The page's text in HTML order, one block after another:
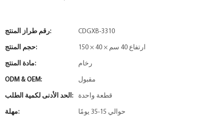
رقم طراز المنتج: CDGXB-3310
حجم المنتج: 150 × 40 × ارتفاع 40 سم
مادة المنتج: رخام
ODM & OEM: مقبول
الحد الأدنى لكمية الطلب: قطعة واحدة
مهلة: حوالي 15-35 يومًا